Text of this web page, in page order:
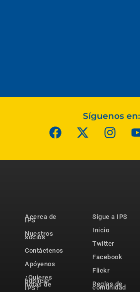
Síguenos en:
Acerca de
IPS
Nuestros
socios
Contáctenos
Apóyenos
¿Quieres
publicar
notas de
IPS?
Sigue a IPS
Inicio
Twitter
Facebook
Flickr
Reglas de
comunidad